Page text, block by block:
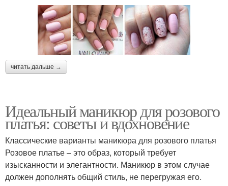
читать дальше →
Идеальный маникюр для розового
платья: советы и вдохновение
Классические варианты маникюра для розового платья
Розовое платье – это образ, который требует
изысканности и элегантности. Маникюр в этом случае
должен дополнять общий стиль, не перегружая его.